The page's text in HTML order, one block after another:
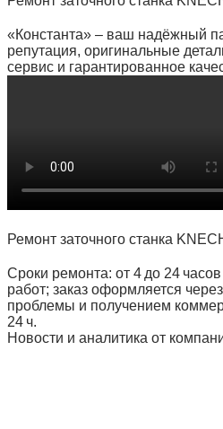
«Константа» – ваш надёжный
репутация, оригинальные
сервис и гарантированное
Ремонт заточного станка
Сроки ремонта: от 4 до 24
работ; заказ оформляется
проблемы и получением
24 ч.
Новости и аналитика от